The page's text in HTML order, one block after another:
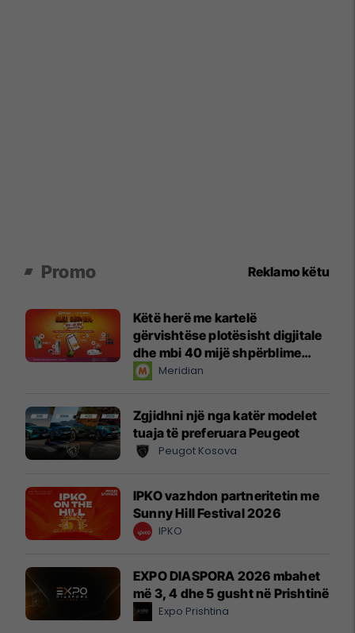
Promo Reklamo këtu
Këtë herë me kartelë
gërvishtëse plotësisht digjitale
dhe mbi 40 mijë shpërblime
instant!Meridian
Zgjidhni një nga katër modelet
tuaja të preferuara Peugeot
Peugot Kosova
IPKO vazhdon partneritetin me
Sunny Hill Festival 2026
IPKO
EXPO DIASPORA 2026 mbahet
më 3, 4 dhe 5 gusht në Prishtinë
Expo Prishtina